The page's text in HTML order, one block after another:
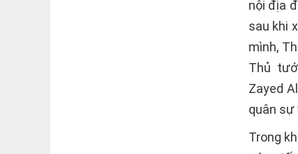
nội địa
sau khi
mình,
Thủ
Zayed
quân sự
Trong